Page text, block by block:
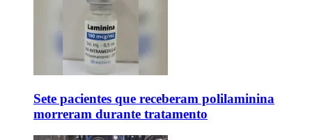
Sete pacientes que receberam polilaminina
morreram durante tratamento